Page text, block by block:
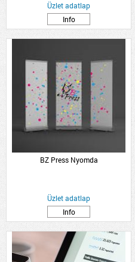
Üzlet adatlap
Info
BZ Press Nyomda
Üzlet adatlap
Info